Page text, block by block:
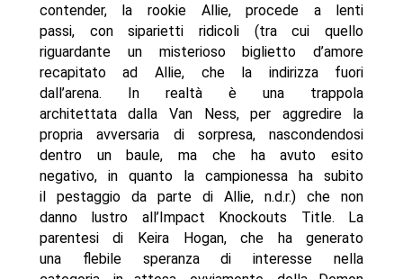
contender, la rookie Allie, procede a lenti
passi, con siparietti ridicoli (tra cui quello
riguardante un misterioso biglietto d’amore
recapitato ad Allie, che la indirizza fuori
dall’arena. In realtà è una trappola
architettata dalla Van Ness, per aggredire la
propria avversaria di sorpresa, nascondendosi
dentro un baule, ma che ha avuto esito
negativo, in quanto la campionessa ha subito
il pestaggio da parte di Allie, n.d.r.) che non
danno lustro all’Impact Knockouts Title. La
parentesi di Keira Hogan, che ha generato
una flebile speranza di interesse nella